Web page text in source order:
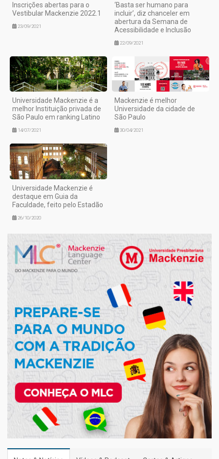
Inscrições abertas para o
Vestibular Mackenzie 2022.1
23/09/2021
‘Basta ser humano para
incluir’, diz chanceler em
abertura da Semana de
Acessibilidade e Inclusão
22/09/2021
Universidade Mackenzie é a
melhor Instituição privada de
São Paulo em ranking Latino
14/07/2021
Mackenzie é melhor
Universidade da cidade de
São Paulo
30/04/2021
Universidade Mackenzie é
destaque em Guia da
Faculdade, feito pelo Estadão
26/10/2020